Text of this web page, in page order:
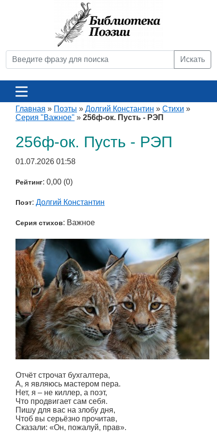
Искать
Главная » Поэты » Долгий Константин » Стихи »
Серия "Важное" » 256ф-ок. Пусть - РЭП
256ф-ок. Пусть - РЭП
01.07.2026 01:58
Рейтинг: 0,00 (0)
Поэт: Долгий Константин
Серия стихов: Важное
Отчёт строчат бухгалтера,
А, я являюсь мастером пера.
Нет, я – не киллер, а поэт,
Что продвигает сам себя.
Пишу для вас на злобу дня,
Чтоб вы серьёзно прочитав,
Сказали: «Он, пожалуй, прав».